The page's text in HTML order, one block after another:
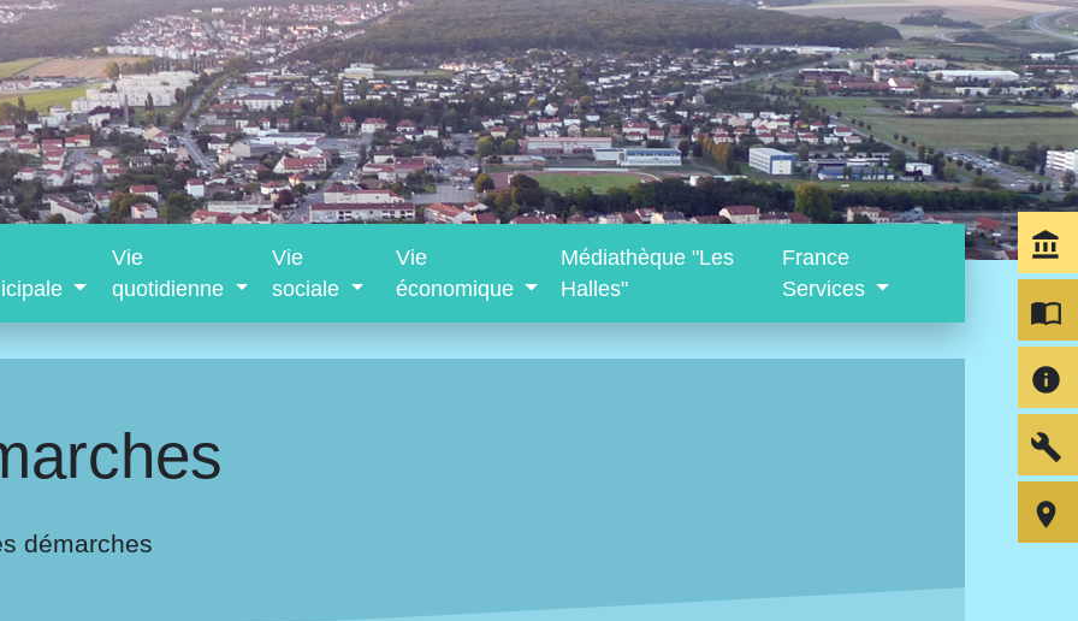
Vie
quotidienne
Vie
sociale
Vie
économique
Médiathèque "Les
Halles"
France
Services
démarches
account_balance
import_contacts
info
build
room